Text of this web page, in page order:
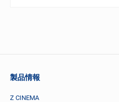
製品情報
Z CINEMA